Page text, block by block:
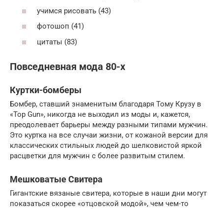
учимся рисовать (43)
фотошоп (41)
цитаты (83)
Повседневная мода 80-х
Куртки-бомберы
Бомбер, ставший знаменитым благодаря Тому Крузу в
«Top Gun», никогда не выходил из моды и, кажется,
преодолевает барьеры между разными типами мужчин.
Это куртка на все случаи жизни, от кожаной версии для
классических стильных людей до шелковистой яркой
расцветки для мужчин с более развитым стилем.
Мешковатые Свитера
Гигантские вязаные свитера, которые в наши дни могут
показаться скорее «отцовской модой», чем чем-то